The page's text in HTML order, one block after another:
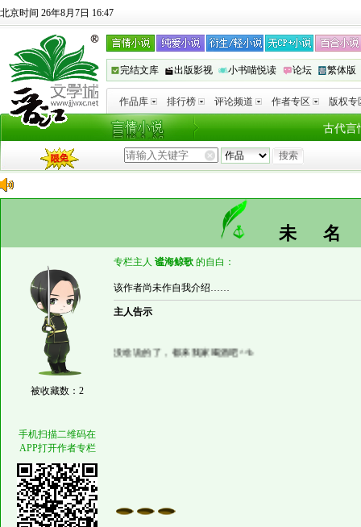
北京时间 26年8月7日 16:47
完结文库 出版影视 小书喵悦读 论坛 繁体版
作品库 排行榜 评论频道 作者专区 版权专
古代言
未
被收藏数：2
专栏主人 谧海鲸歌 的自白：
该作者尚未作自我介绍……
主人告示
没啥说的了，都来我家喝酒吧^^b
手机扫描二维码在
APP打开作者专栏